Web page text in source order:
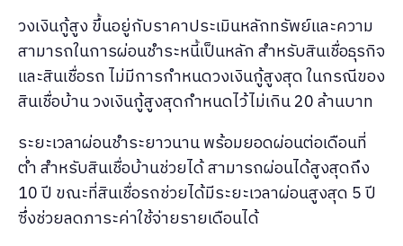
วงเงินกู้สูง ขึ้นอยู่กับราคาประเมินหลักทรัพย์และความ
สามารถในการผ่อนชำระหนี้เป็นหลัก สำหรับสินเชื่อธุรกิจ
และสินเชื่อรถ ไม่มีการกำหนดวงเงินกู้สูงสุด ในกรณีของ
สินเชื่อบ้าน วงเงินกู้สูงสุดกำหนดไว้ไม่เกิน 20 ล้านบาท
ระยะเวลาผ่อนชำระยาวนาน พร้อมยอดผ่อนต่อเดือนที่
ต่ำ สำหรับสินเชื่อบ้านช่วยได้ สามารถผ่อนได้สูงสุดถึง
10 ปี ขณะที่สินเชื่อรถช่วยได้มีระยะเวลาผ่อนสูงสุด 5 ปี
ซึ่งช่วยลดภาระค่าใช้จ่ายรายเดือนได้